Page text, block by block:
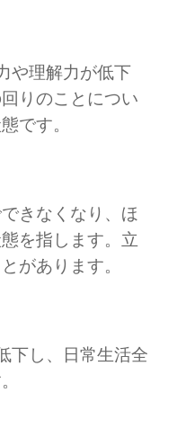
や理解力が低下
りのことについ
です。
きなくなり、ほ
を指します。立
があります。
下し、日常生活全